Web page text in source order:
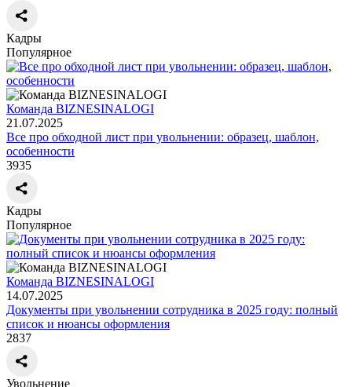
Кадры
Популярное
Команда BIZNESINALOGI
21.07.2025
Все про обходной лист при увольнении: образец, шаблон,
особенности
3935
Кадры
Популярное
Команда BIZNESINALOGI
14.07.2025
Документы при увольнении сотрудника в 2025 году: полный
список и нюансы оформления
2837
Увольнение